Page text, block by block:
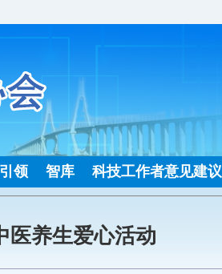
领 智库 科技工作者意见建议
养生爱心活动